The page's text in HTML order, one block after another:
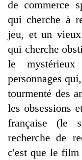
de commerce
qui cherche à
jeu, et un
qui cherche
le
personnages
tourmenté des
les obsessions
française (le
recherche de
c'est que le film